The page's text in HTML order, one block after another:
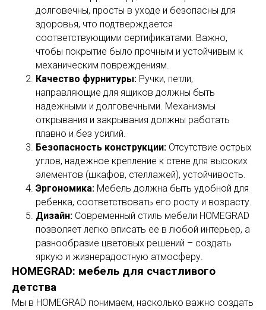
долговечны, просты в уходе и безопасны для
здоровья, что подтверждается
соответствующими сертификатами. Важно,
чтобы покрытие было прочным и устойчивым к
механическим повреждениям.
Качество фурнитуры: Ручки, петли,
направляющие для ящиков должны быть
надежными и долговечными. Механизмы
открывания и закрывания должны работать
плавно и без усилий.
Безопасность конструкции: Отсутствие острых
углов, надежное крепление к стене для высоких
элементов (шкафов, стеллажей), устойчивость.
Эргономика: Мебель должна быть удобной для
ребенка, соответствовать его росту и возрасту.
Дизайн: Современный стиль мебели HOMEGRAD
позволяет легко вписать ее в любой интерьер, а
разнообразие цветовых решений – создать
яркую и жизнерадостную атмосферу.
HOMEGRAD: мебель для счастливого
детства
Мы в HOMEGRAD понимаем, насколько важно создать